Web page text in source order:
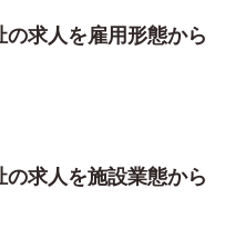
求人を雇用形態から
求人を施設業態から